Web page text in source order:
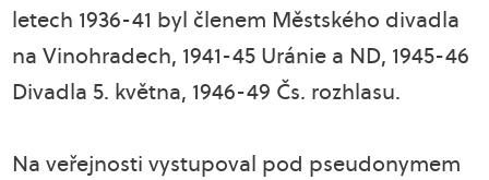
letech 1936-41 byl členem Městského divadla
na Vinohradech, 1941-45 Uránie a ND, 1945-46
Divadla 5. května, 1946-49 Čs. rozhlasu.
Na veřejnosti vystupoval pod pseudonymem